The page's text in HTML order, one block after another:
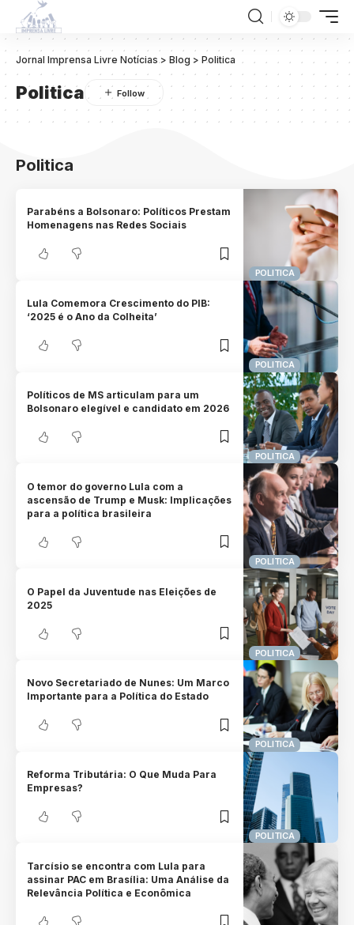
Jornal Imprensa Livre Notícias> Blog > Politica
Politica
Politica
POLITICA
Parabéns a Bolsonaro: Políticos Prestam
Homenagens nas Redes Sociais
POLITICA
Lula Comemora Crescimento do PIB:
‘2025 é o Ano da Colheita’
POLITICA
Políticos de MS articulam para um
Bolsonaro elegível e candidato em 2026
POLITICA
O temor do governo Lula com a
ascensão de Trump e Musk: Implicações
para a política brasileira
POLITICA
O Papel da Juventude nas Eleições de
2025
POLITICA
Novo Secretariado de Nunes: Um Marco
Importante para a Política do Estado
POLITICA
Reforma Tributária: O Que Muda Para
Empresas?
Tarcísio se encontra com Lula para
assinar PAC em Brasília: Uma Análise da
Relevância Política e Econômica